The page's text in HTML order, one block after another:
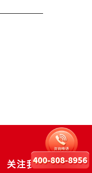
关注我们